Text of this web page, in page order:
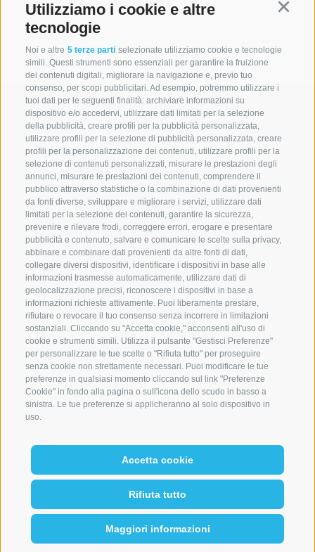
Utilizziamo i cookie e altre
tecnologie
Noi e altre 5 terze parti selezionate utilizziamo cookie e tecnologie
simili. Questi strumenti sono essenziali per garantire la fruizione
dei contenuti digitali, migliorare la navigazione e, previo tuo
consenso, per scopi pubblicitari. Ad esempio, potremmo utilizzare i
tuoi dati per le seguenti finalità: archiviare informazioni su
dispositivo e/o accedervi, utilizzare dati limitati per la selezione
della pubblicità, creare profili per la pubblicità personalizzata,
utilizzare profili per la selezione di pubblicità personalizzata, creare
profili per la personalizzazione dei contenuti, utilizzare profili per la
selezione di contenuti personalizzati, misurare le prestazioni degli
annunci, misurare le prestazioni dei contenuti, comprendere il
pubblico attraverso statistiche o la combinazione di dati provenienti
da fonti diverse, sviluppare e migliorare i servizi, utilizzare dati
limitati per la selezione dei contenuti, garantire la sicurezza,
prevenire e rilevare frodi, correggere errori, erogare e presentare
pubblicità e contenuto, salvare e comunicare le scelte sulla privacy,
abbinare e combinare dati provenienti da altre fonti di dati,
collegare diversi dispositivi, identificare i dispositivi in base alle
informazioni trasmesse automaticamente, utilizzare dati di
geolocalizzazione precisi, riconoscere i dispositivi in base a
informazioni richieste attivamente. Puoi liberamente prestare,
rifiutare o revocare il tuo consenso senza incorrere in limitazioni
sostanziali. Cliccando su "Accetta cookie," acconsenti all'uso di
cookie e strumenti simili. Utilizza il pulsante "Gestisci Preferenze"
per personalizzare le tue scelte o "Rifiuta tutto" per proseguire
senza cookie non strettamente necessari. Puoi modificare le tue
preferenze in qualsiasi momento cliccando sul link "Preferenze
Cookie" in fondo alla pagina o sull'icona dello scudo in basso a
sinistra. Le tue preferenze si applicheranno al solo dispositivo in
uso.
Accetta cookie
Rifiuta tutto
Maggiori informazioni
A. WEGER
Libreria universitaria Bressanone
Via Torra Bianca 5
I-39042 Bressanone (BZ)
UID
Tel.:+39 0472 836164
info@weger.bz.it
Druckerei A. Weger
Tel.:+39 0472 837 920
druckerei@weger.bz.it
Credits
Cookie Policy
Privacy
Preferenze Cookies
created with passion by